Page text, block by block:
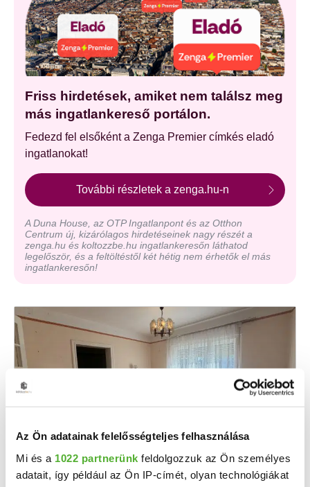
Az Ön adatainak felelősségteljes felhasználása
Mi és a 1022 partnerünk feldolgozzuk az Ön személyes
adatait, így például az Ön IP-címét, olyan technológiákat
Friss hirdetések, amiket nem találsz meg
más ingatlankereső portálon.
Fedezd fel elsőként a Zenga Premier címkés eladó
ingatlanokat!
További részletek a zenga.hu-n
A Duna House, az OTP Ingatlanpont és az Otthon
Centrum új, kizárólagos hirdetéseinek nagy részét a
zenga.hu és koltozzbe.hu ingatlankeresőn láthatod
legelőször, és a feltöltéstől két hétig nem érhetők el más
ingatlankeresőn!
34.99 M Ft 257 279 Ft/m 2